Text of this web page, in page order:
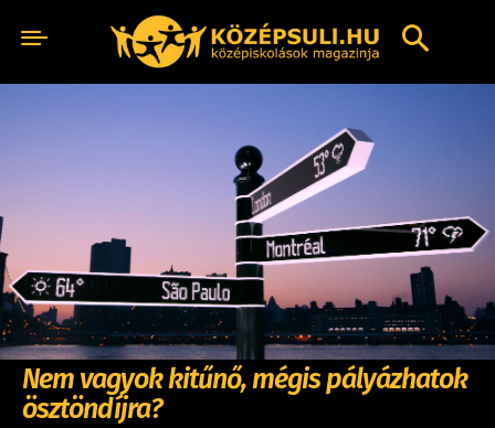
Nem vagyok kitűnő, mégis pályázhatok
ösztöndíjra?